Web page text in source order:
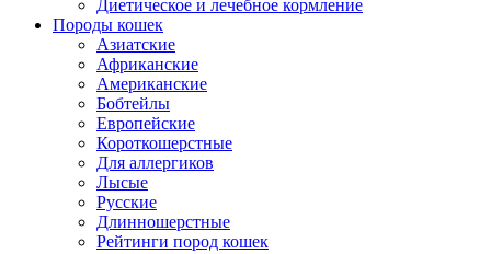
Диетическое и лечебное кормление
Породы кошек
Азиатские
Африканские
Американские
Бобтейлы
Европейские
Короткошерстные
Для аллергиков
Лысые
Русские
Длинношерстные
Рейтинги пород кошек